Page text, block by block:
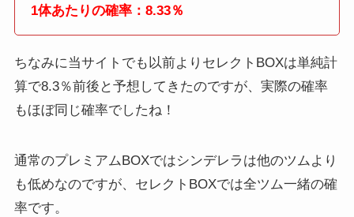
1体あたりの確率：8.33％
ちなみに当サイトでも以前よりセレクトBOXは単純計
算で8.3％前後と予想してきたのですが、実際の確率
もほぼ同じ確率でしたね！
通常のプレミアムBOXではシンデレラは他のツムより
も低めなのですが、セレクトBOXでは全ツム一緒の確
率です。